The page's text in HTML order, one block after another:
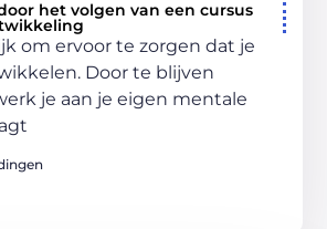
het volgen van een cursus
om ervoor te zorgen dat je
Door te blijven
je aan je eigen mentale